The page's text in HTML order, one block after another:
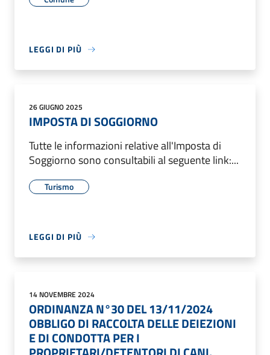
LEGGI DI PIÙ
26 GIUGNO 2025
IMPOSTA DI SOGGIORNO
Tutte le informazioni relative all'Imposta di
Soggiorno sono consultabili al seguente link:...
Turismo
LEGGI DI PIÙ
14 NOVEMBRE 2024
ORDINANZA N°30 DEL 13/11/2024
OBBLIGO DI RACCOLTA DELLE DEIEZIONI
E DI CONDOTTA PER I